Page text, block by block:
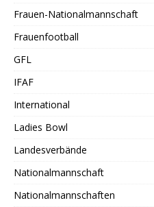
Frauen-Nationalmannschaft
Frauenfootball
GFL
IFAF
International
Ladies Bowl
Landesverbände
Nationalmannschaft
Nationalmannschaften